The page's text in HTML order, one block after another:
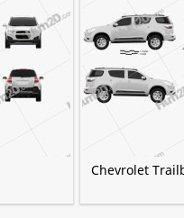
Chevrolet